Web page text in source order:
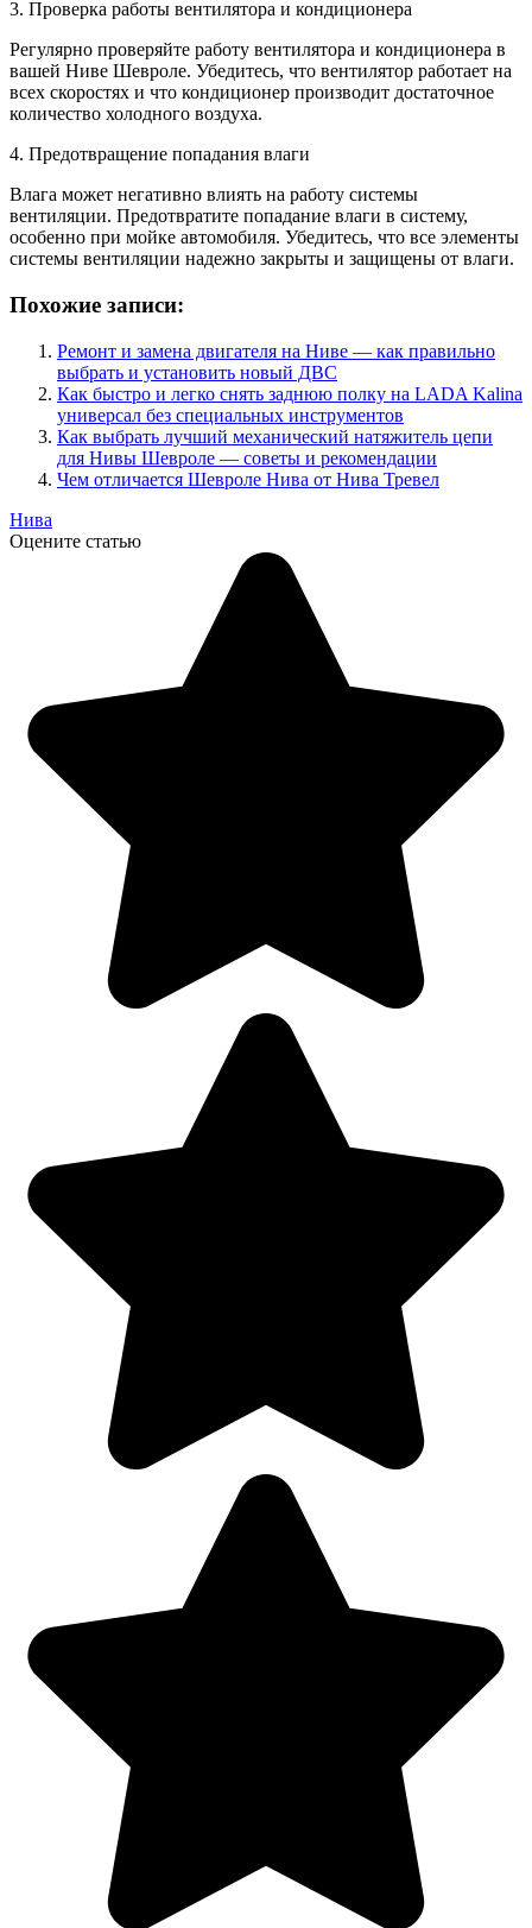
3. Проверка работы вентилятора и кондиционера
Регулярно проверяйте работу вентилятора и кондиционера в
вашей Ниве Шевроле. Убедитесь, что вентилятор работает на
всех скоростях и что кондиционер производит достаточное
количество холодного воздуха.
4. Предотвращение попадания влаги
Влага может негативно влиять на работу системы
вентиляции. Предотвратите попадание влаги в систему,
особенно при мойке автомобиля. Убедитесь, что все элементы
системы вентиляции надежно закрыты и защищены от влаги.
Похожие записи:
Ремонт и замена двигателя на Ниве — как правильно
выбрать и установить новый ДВС
Как быстро и легко снять заднюю полку на LADA Kalina
универсал без специальных инструментов
Как выбрать лучший механический натяжитель цепи
для Нивы Шевроле — советы и рекомендации
Чем отличается Шевроле Нива от Нива Тревел
Нива
Оцените статью